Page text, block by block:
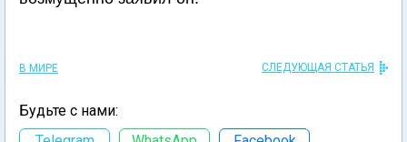
В МИРЕ СЛЕДУЮЩАЯ СТАТЬЯ
Будьте с нами: